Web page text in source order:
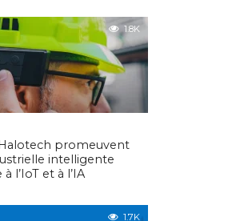
1.8K
promeuvent
intelligente
l’IoT et à l’IA
1.7K